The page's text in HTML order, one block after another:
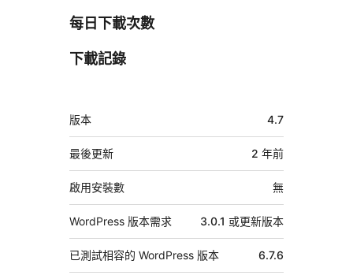
每日下載次數
下載記錄
中
繼
資
料
版本 4.7
最後更新 2 年前
啟用安裝數 無
WordPress 版本需求 3.0.1 或更新版本
已測試相容的 WordPress 版本 6.7.6